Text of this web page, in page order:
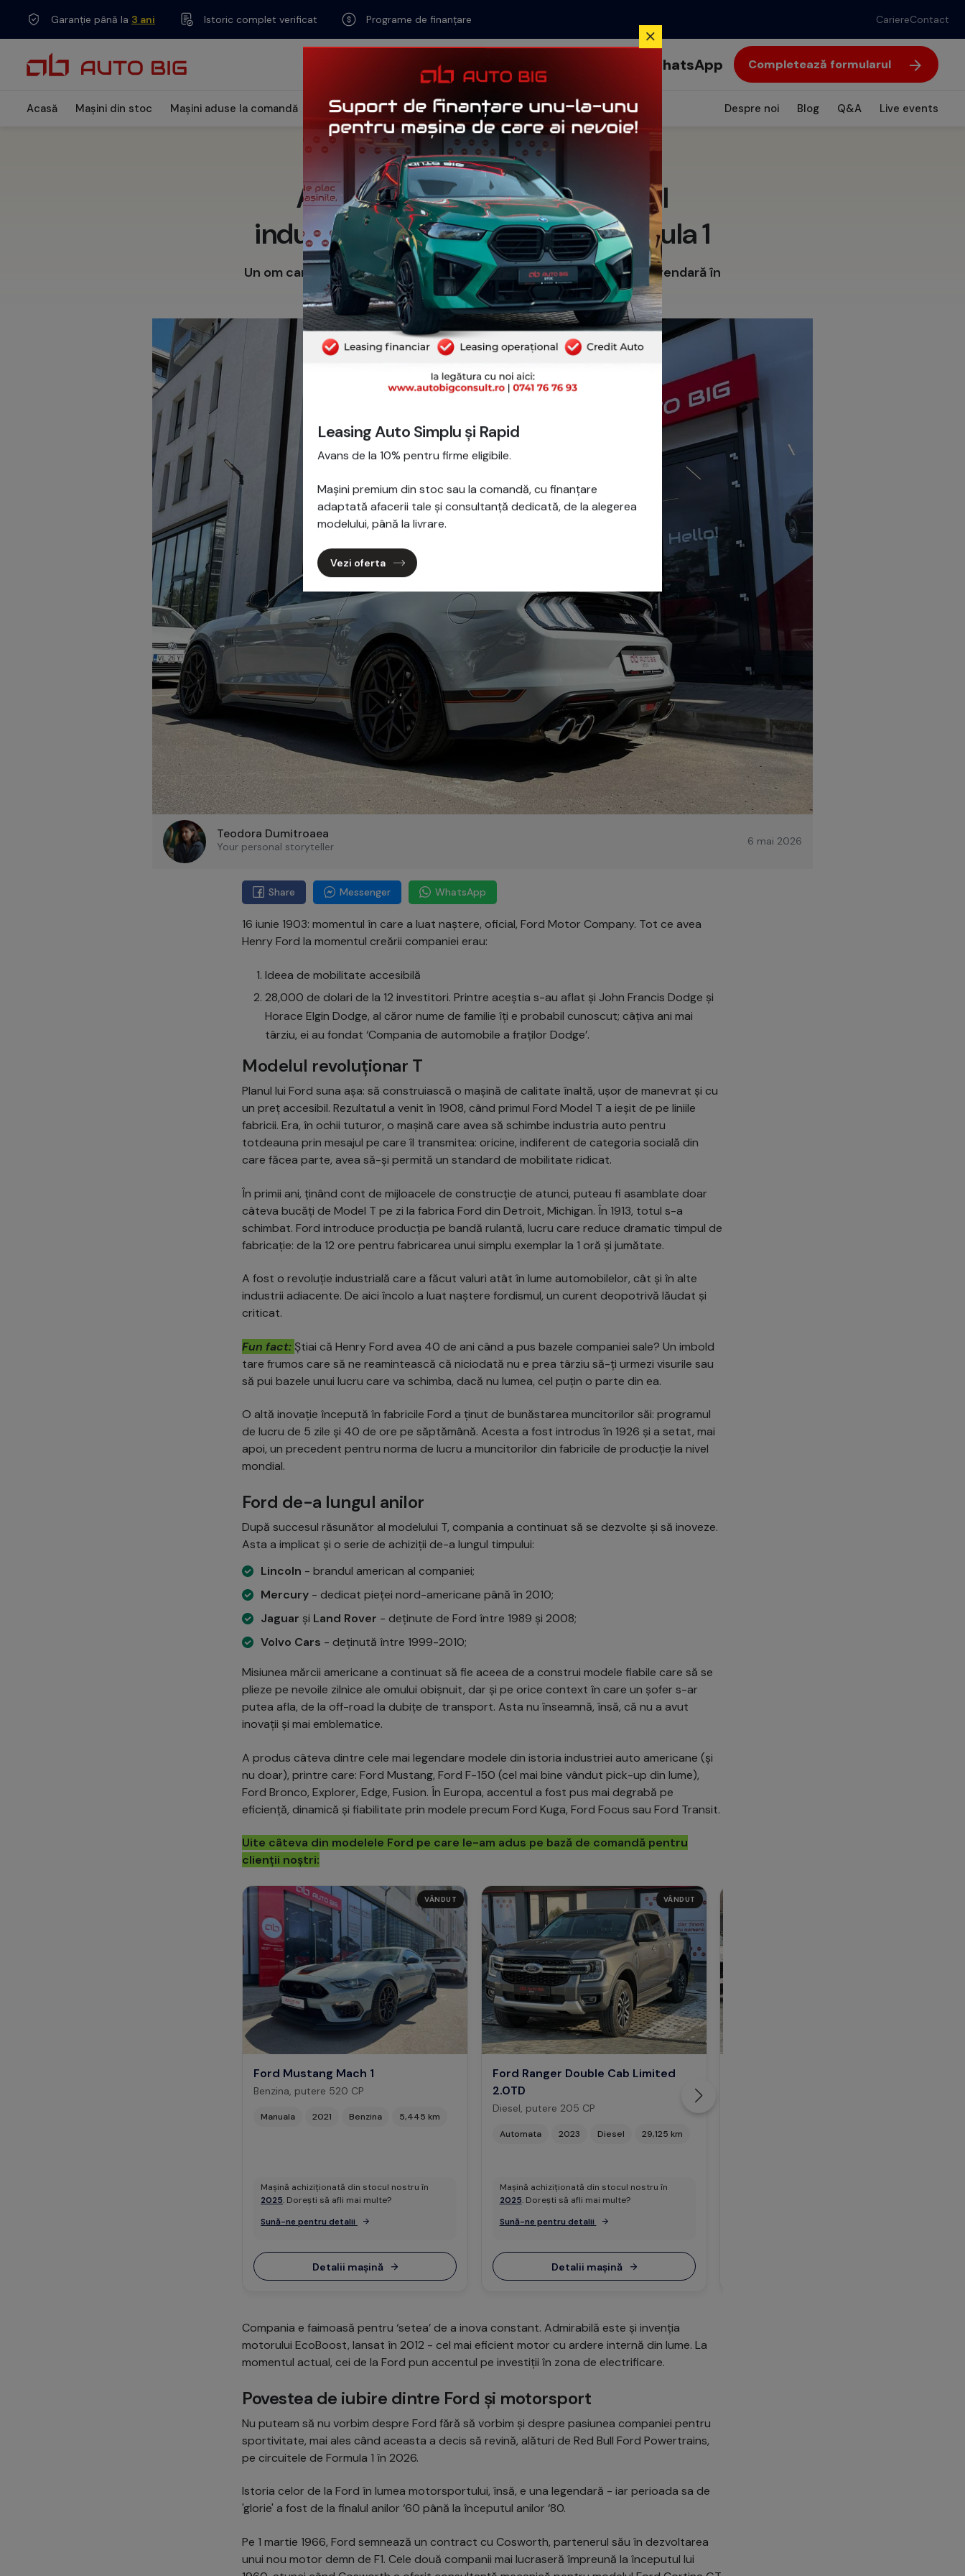
Garanție până la 3 ani Istoric complet verificat Programe de finanțare CariereContact
WhatsApp Completează formularul
Acasă Mașini din stoc Mașini aduse la comandă Leasing auto Credit auto Recenzii Despre noi Blog Q&A Live events
Blog › Povești pe roți
Află povestea Ford: inovator al
industriei auto și legendă în Formula 1
Un om care a revoluționat industria auto. O companie cu o istorie legendară în
motorsport. Un singur nume: Ford.
Teodora Dumitroaea
Your personal storyteller 6 mai 2026
Share Messenger WhatsApp
16 iunie 1903: momentul în care a luat naștere, oficial, Ford Motor Company. Tot ce avea
Henry Ford la momentul creării companiei erau:
Ideea de mobilitate accesibilă
28,000 de dolari de la 12 investitori. Printre aceștia s-au aflat și John Francis Dodge și
Horace Elgin Dodge, al căror nume de familie îți e probabil cunoscut; câțiva ani mai
târziu, ei au fondat ‘Compania de automobile a fraților Dodge’.
Modelul revoluționar T
Planul lui Ford suna așa: să construiască o mașină de calitate înaltă, ușor de manevrat și cu
un preț accesibil. Rezultatul a venit în 1908, când primul Ford Model T a ieșit de pe liniile
fabricii. Era, în ochii tuturor, o mașină care avea să schimbe industria auto pentru
totdeauna prin mesajul pe care îl transmitea: oricine, indiferent de categoria socială din
care făcea parte, avea să-și permită un standard de mobilitate ridicat.
În primii ani, ținând cont de mijloacele de construcție de atunci, puteau fi asamblate doar
câteva bucăți de Model T pe zi la fabrica Ford din Detroit, Michigan. În 1913, totul s-a
schimbat. Ford introduce producția pe bandă rulantă, lucru care reduce dramatic timpul de
fabricație: de la 12 ore pentru fabricarea unui simplu exemplar la 1 oră și jumătate.
A fost o revoluție industrială care a făcut valuri atât în lume automobilelor, cât și în alte
industrii adiacente. De aici încolo a luat naștere fordismul, un curent deopotrivă lăudat și
criticat.
Fun fact: Știai că Henry Ford avea 40 de ani când a pus bazele companiei sale? Un imbold
tare frumos care să ne reamintească că niciodată nu e prea târziu să-ți urmezi visurile sau
să pui bazele unui lucru care va schimba, dacă nu lumea, cel puțin o parte din ea.
O altă inovație începută în fabricile Ford a ținut de bunăstarea muncitorilor săi: programul
de lucru de 5 zile și 40 de ore pe săptămână. Acesta a fost introdus în 1926 și a setat, mai
apoi, un precedent pentru norma de lucru a muncitorilor din fabricile de producție la nivel
mondial.
Ford de-a lungul anilor
După succesul răsunător al modelului T, compania a continuat să se dezvolte și să inoveze.
Asta a implicat și o serie de achiziții de-a lungul timpului:
Lincoln - brandul american al companiei;
Mercury - dedicat pieței nord-americane până în 2010;
Jaguar și Land Rover - deținute de Ford între 1989 și 2008;
Volvo Cars - deținută între 1999-2010;
Misiunea mărcii americane a continuat să fie aceea de a construi modele fiabile care să se
plieze pe nevoile zilnice ale omului obișnuit, dar și pe orice context în care un șofer s-ar
putea afla, de la off-road la dubițe de transport. Asta nu înseamnă, însă, că nu a avut
inovații și mai emblematice.
A produs câteva dintre cele mai legendare modele din istoria industriei auto americane (și
nu doar), printre care: Ford Mustang, Ford F-150 (cel mai bine vândut pick-up din lume),
Ford Bronco, Explorer, Edge, Fusion. În Europa, accentul a fost pus mai degrabă pe
eficiență, dinamică și fiabilitate prin modele precum Ford Kuga, Ford Focus sau Ford Transit.
Uite câteva din modelele Ford pe care le-am adus pe bază de comandă pentru
clienții noștri:
VÂNDUT
Ford Mustang Mach 1
Benzina, putere 520 CP
Manuala 2021 Benzina 5,445 km
Mașină achiziționată din stocul nostru în
2025. Dorești să afli mai multe?
Sună-ne pentru detalii
Detalii mașină
VÂNDUT
Ford Ranger Double Cab Limited
2.0TD
Diesel, putere 205 CP
Automata 2023 Diesel 29,125 km
Mașină achiziționată din stocul nostru în
2025. Dorești să afli mai multe?
Sună-ne pentru detalii
Detalii mașină
Compania e faimoasă pentru ‘setea’ de a inova constant. Admirabilă este și invenția
motorului EcoBoost, lansat în 2012 - cel mai eficient motor cu ardere internă din lume. La
momentul actual, cei de la Ford pun accentul pe investiții în zona de electrificare.
Povestea de iubire dintre Ford și motorsport
Nu puteam să nu vorbim despre Ford fără să vorbim și despre pasiunea companiei pentru
sportivitate, mai ales când aceasta a decis să revină, alături de Red Bull Ford Powertrains,
pe circuitele de Formula 1 în 2026.
Istoria celor de la Ford în lumea motorsportului, însă, e una legendară - iar perioada sa de
'glorie' a fost de la finalul anilor ‘60 până la începutul anilor ‘80.
Pe 1 martie 1966, Ford semnează un contract cu Cosworth, partenerul său în dezvoltarea
unui nou motor demn de F1. Cele două companii mai lucraseră împreună la începutul lui
Leasing Auto Simplu și Rapid
Avans de la 10% pentru firme eligibile.
Mașini premium din stoc sau la comandă, cu finanțare
adaptată afacerii tale și consultanță dedicată, de la alegerea
modelului, până la livrare.